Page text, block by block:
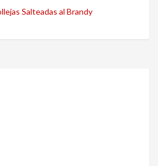
Salteadas al Brandy